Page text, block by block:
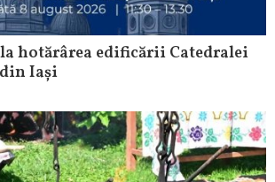
la hotărârea edificării Catedralei
Iași